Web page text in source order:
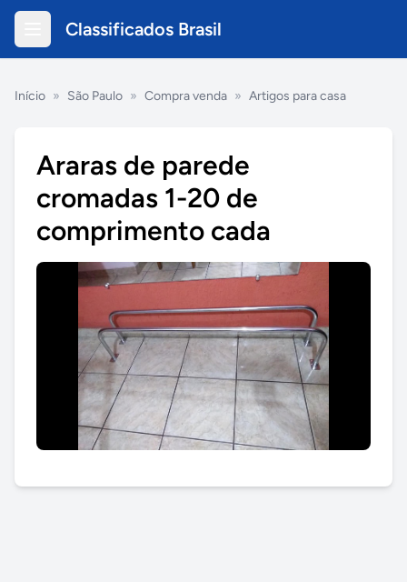
Classificados Brasil
Início » São Paulo » Compra venda » Artigos para casa
Araras de parede
cromadas 1-20 de
comprimento cada